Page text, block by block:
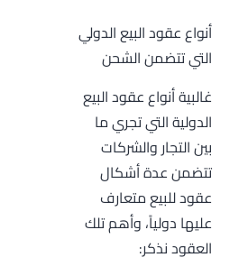
أنواع عقود البيع الدولي
التي تتضمن الشحن
غالبية أنواع عقود البيع
الدولية التي تجري ما
بين التجار والشركات
تتضمن عدة أشكال
عقود للبيع متعارف
عليها دولياً، وأهم تلك
العقود نذكر: